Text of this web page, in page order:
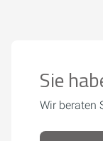
Sie
Wir beraten